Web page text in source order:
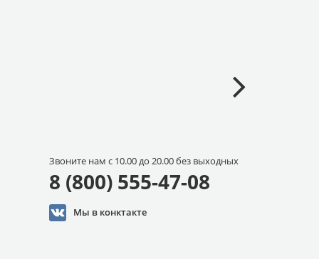
Звоните нам с 10.00 до 20.00 без выходных
8 (800) 555-47-08
Мы в конктакте